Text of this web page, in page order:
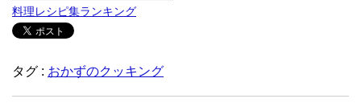
料理レシピ集ランキング
タグ : おかずのクッキング